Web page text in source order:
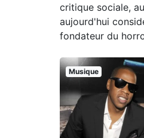
critique sociale,
aujourd'hui
fondateur du
Musique